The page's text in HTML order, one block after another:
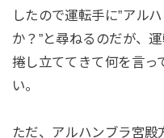
したので運転手に”アル
か？”と尋ねるのだが、
捲し立ててきて何を言っ
い。
ただ、アルハンブラ宮殿